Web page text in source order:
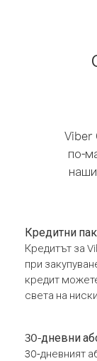
Viber
по-
Кредитни
Кредитът за
при
кредит
света на
30-дневни
30-дневният